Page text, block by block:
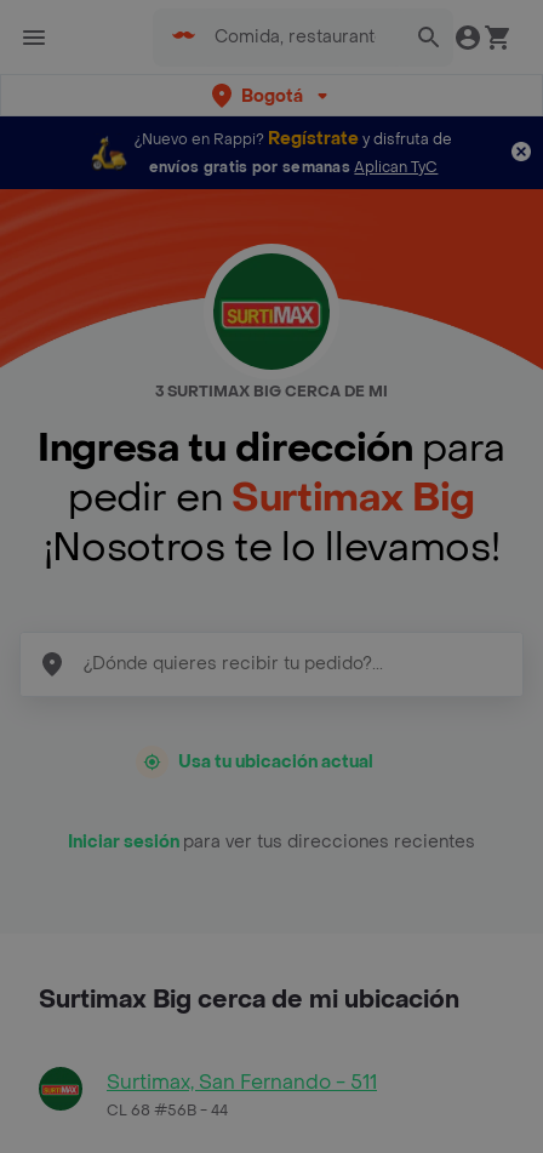
Bogotá
¿Nuevo en Rappi? Regístratey disfruta de
envíos gratis por semanas Aplican TyC
3 SURTIMAX BIG CERCA DE MI
Ingresa tu dirección para
pedir en Surtimax Big
¡Nosotros te lo llevamos!
Usa tu ubicación actual
Iniciar sesión para ver tus direcciones recientes
Surtimax Big cerca de mi ubicación
Surtimax, San Fernando - 511
CL 68 #56B - 44